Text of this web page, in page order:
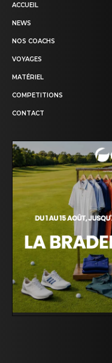
ACCUEIL
NEWS
NOS COACHS
VOYAGES
MATÉRIEL
COMPETITIONS
CONTACT